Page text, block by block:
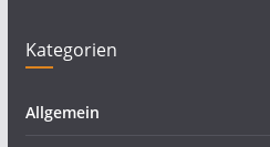
Kategorien
Allgemein